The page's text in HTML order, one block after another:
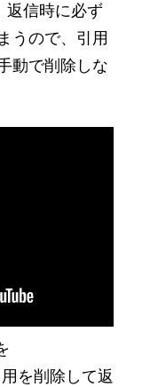
返信時に必ず
うので、引用
動で削除しな
を削除して返